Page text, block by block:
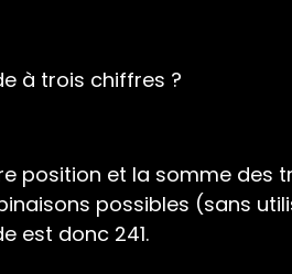
à trois chiffres ?
position et la somme des
possibles (sans
est donc 241.